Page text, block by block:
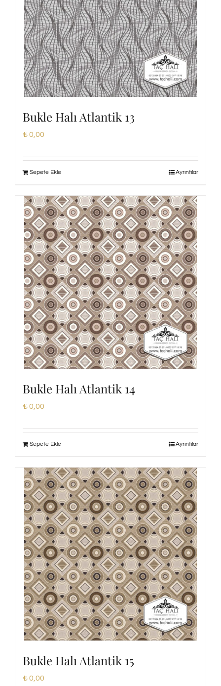
Bukle Halı Atlantik 13
₺0,00
Sepete Ekle Ayrıntılar
Bukle Halı Atlantik 14
₺0,00
Sepete Ekle Ayrıntılar
Bukle Halı Atlantik 15
₺0,00